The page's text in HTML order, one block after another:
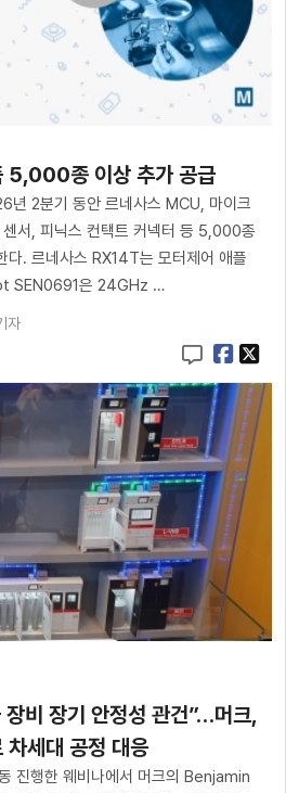
5,000종 이상 추가 공급
년 2분기 동안 르네사스 MCU, 마이크
서, 피닉스 컨택트 커넥터 등 5,000종
다. 르네사스 RX14T는 모터제어 애플
SEN0691은 24GHz …
자
비 장기 안정성 관건”…머크,
세대 공정 대응
진행한 웨비나에서 머크의 Benjamin